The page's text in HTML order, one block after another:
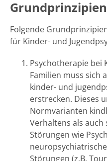
Grundprinzipien
Folgende
für Kinder- und
Psychotherapie bei
Familien muss sich
kinder- und
erstrecken. Dieses
Normvarianten
Verhaltens als auch
Störungen wie
Störungen (z.B.